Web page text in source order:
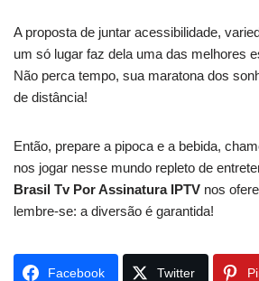
A proposta de juntar acessibilidade,
um só lugar faz dela uma das melhores
Não perca tempo, sua maratona dos
de distância!
Então, prepare a pipoca e a bebida,
nos jogar nesse mundo repleto de
Brasil Tv Por Assinatura IPTV nos
lembre-se: a diversão é garantida!
Facebook Twitter